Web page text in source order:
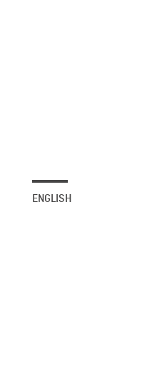
ENGLISH